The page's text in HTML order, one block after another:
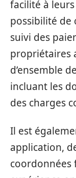
facilité à
possibilité de
suivi des
propriétaires
d’ensemble
incluant les
des charges
Il est
application,
coordonnées